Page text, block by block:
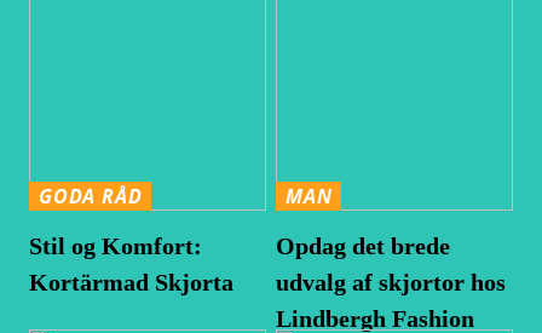
GODA RÅD
Stil og Komfort:
Kortärmad Skjorta
MAN
Opdag det brede
udvalg af skjortor hos
Lindbergh Fashion